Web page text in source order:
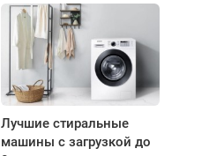
Лучшие стиральные
машины с загрузкой до